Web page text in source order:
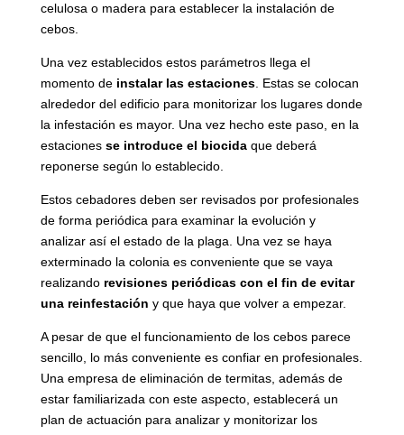
celulosa o madera para establecer la instalación de
cebos.
Una vez establecidos estos parámetros llega el
momento de instalar las estaciones. Estas se colocan
alrededor del edificio para monitorizar los lugares donde
la infestación es mayor. Una vez hecho este paso, en la
estaciones se introduce el biocidaque deberá
reponerse según lo establecido.
Estos cebadores deben ser revisados por profesionales
de forma periódica para examinar la evolución y
analizar así el estado de la plaga. Una vez se haya
exterminado la colonia es conveniente que se vaya
realizando revisiones periódicas con el fin de evitar
una reinfestación y que haya que volver a empezar.
A pesar de que el funcionamiento de los cebos parece
sencillo, lo más conveniente es confiar en profesionales.
Una empresa de eliminación de termitas, además de
estar familiarizada con este aspecto, establecerá un
plan de actuación para analizar y monitorizar los